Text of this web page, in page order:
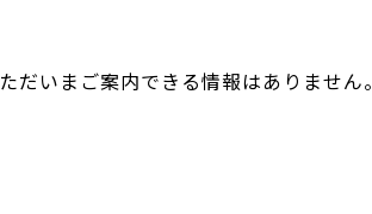
ただいまご案内できる情報はありません。